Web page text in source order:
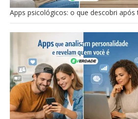
Apps psicológicos: o que descobri após